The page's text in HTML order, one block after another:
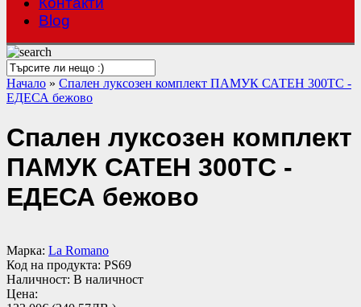
Blog
Начало » Спален луксозен комплект ПАМУК САТЕН 300TC -
ЕДЕСА бежово
Спален луксозен комплект
ПАМУК САТЕН 300TC -
ЕДЕСА бежово
Марка: La Romano
Код на продукта: PS69
Наличност: В наличност
Цена: